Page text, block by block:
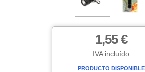
1,55 €
IVA incluído
PRODUCTO DISPONIBLE